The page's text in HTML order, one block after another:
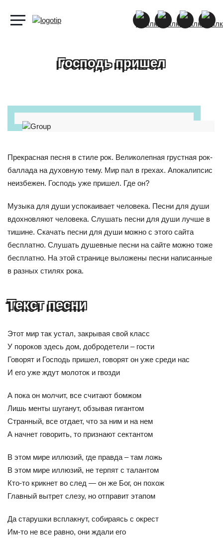
Господь пришел
Прекрасная песня в стиле рок. Великолепная грустная рок-
баллада на духовную тему. Мир пал в грехах. Апокалипсис
неизбежен. Господь уже пришел. Где он?
Музыка для души успокаивает человека. Песни для души
вдохновляют человека. Слушать песни для души лучше в
тишине. Скачать песни для души можно с этого сайта
бесплатно. Слушать душевные песни на сайте можно тоже
бесплатно. На этой странице выложены песни написанные
в разных стилях рока.
Текст песни
Этот мир так устал, закрывая свой класс
У пороков здесь дом, добродетели – гости
Говорят и Господь пришел, говорят он уже среди нас
И его уже ждут молоток и гвозди
А пока он молчит, все считают бомжом
Лишь менты шуганут, обзывая гигантом
Странный, все отдает, что за ним и на нем
А начнет говорить, то признают сектантом
В этом мире иллюзий, где правда – там ложь
В этом мире иллюзий, не терпят с талантом
Кто-то крикнет во след — он же Бог, он похож
Главный вытрет слезу, но отправит этапом
Да старушки всплакнут, собираясь с окрест
Им-то не все равно, они ждали его